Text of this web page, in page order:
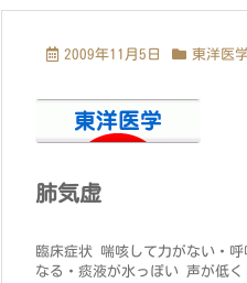
2009年11月5日 東洋医
肺気虚
臨床症状 喘咳して力がない・
なる・痰液が水っぽい 声が低